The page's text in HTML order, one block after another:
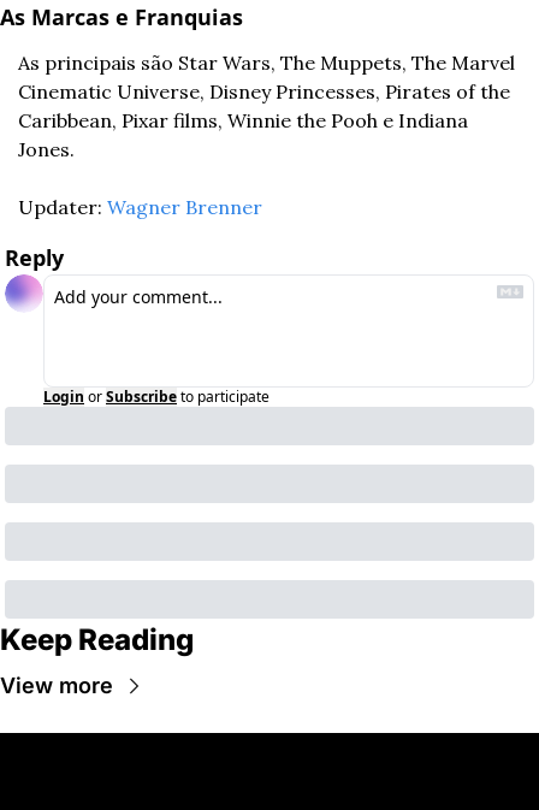
As Marcas e Franquias
As principais são Star Wars, The Muppets, The Marvel
Cinematic Universe, Disney Princesses, Pirates of the
Caribbean, Pixar films, Winnie the Pooh e Indiana
Jones.
Updater: Wagner Brenner
Reply
Login orSubscribeto participate
Keep Reading
View more